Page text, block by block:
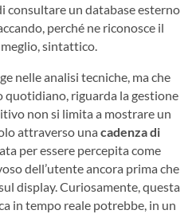
consultare un database esterno
perché ne riconosce il
sintattico.
nelle analisi tecniche, ma che
quotidiano, riguarda la gestione
non si limita a mostrare un
attraverso una cadenza di
per essere percepita come
dell’utente ancora prima che
display. Curiosamente, questa
in tempo reale potrebbe, in un